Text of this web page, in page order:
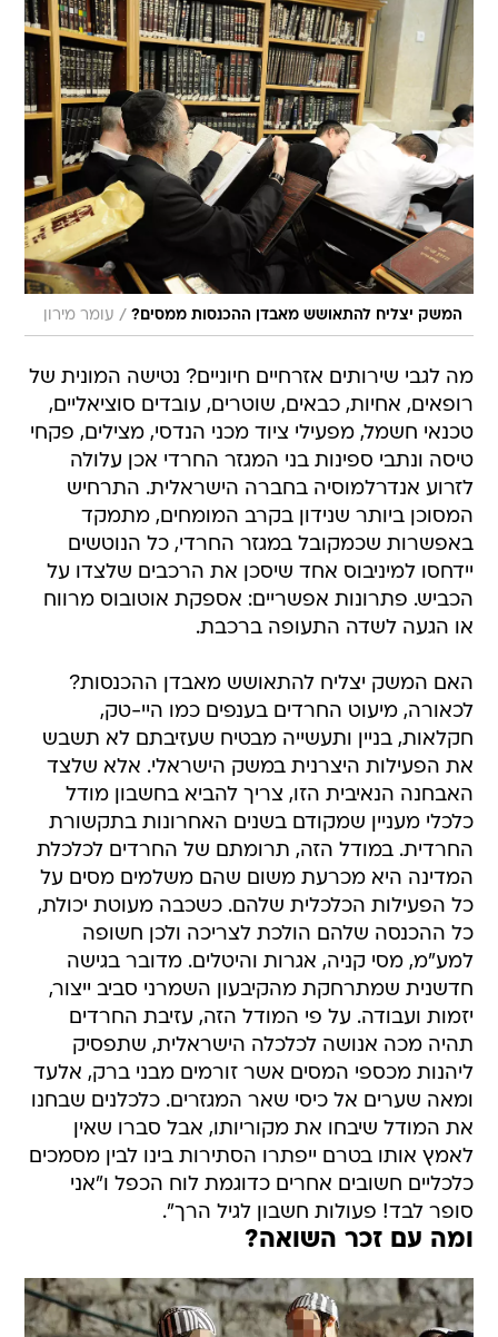
המשק יצליח להתאושש מאבדן ההכנסות ממסים? / עומר מירון
מה לגבי שירותים אזרחיים חיוניים? נטישה המונית של
רופאים, אחיות, כבאים, שוטרים, עובדים סוציאליים,
טכנאי חשמל, מפעילי ציוד מכני הנדסי, מצילים, פקחי
טיסה ונתבי ספינות בני המגזר החרדי אכן עלולה
לזרוע אנדרלמוסיה בחברה הישראלית. התרחיש
המסוכן ביותר שנידון בקרב המומחים, מתמקד
באפשרות שכמקובל במגזר החרדי, כל הנוטשים
יידחסו למיניבוס אחד שיסכן את הרכבים שלצדו על
הכביש. פתרונות אפשריים: אספקת אוטובוס מרווח
או הגעה לשדה התעופה ברכבת.
האם המשק יצליח להתאושש מאבדן ההכנסות?
לכאורה, מיעוט החרדים בענפים כמו היי-טק,
חקלאות, בניין ותעשייה מבטיח שעזיבתם לא תשבש
את הפעילות היצרנית במשק הישראלי. אלא שלצד
האבחנה הנאיבית הזו, צריך להביא בחשבון מודל
כלכלי מעניין שמקודם בשנים האחרונות בתקשורת
החרדית. במודל הזה, תרומתם של החרדים לכלכלת
המדינה היא מכרעת משום שהם משלמים מסים על
כל הפעילות הכלכלית שלהם. כשכבה מעוטת יכולת,
כל ההכנסה שלהם הולכת לצריכה ולכן חשופה
למע"מ, מסי קניה, אגרות והיטלים. מדובר בגישה
חדשנית שמתרחקת מהקיבעון השמרני סביב ייצור,
יזמות ועבודה. על פי המודל הזה, עזיבת החרדים
תהיה מכה אנושה לכלכלה הישראלית, שתפסיק
ליהנות מכספי המסים אשר זורמים מבני ברק, אלעד
ומאה שערים אל כיסי שאר המגזרים. כלכלנים שבחנו
את המודל שיבחו את מקוריותו, אבל סברו שאין
לאמץ אותו בטרם ייפתרו הסתירות בינו לבין מסמכים
כלכליים חשובים אחרים כדוגמת לוח הכפל ו"אני
סופר לבד! פעולות חשבון לגיל הרך".
ומה עם זכר השואה?